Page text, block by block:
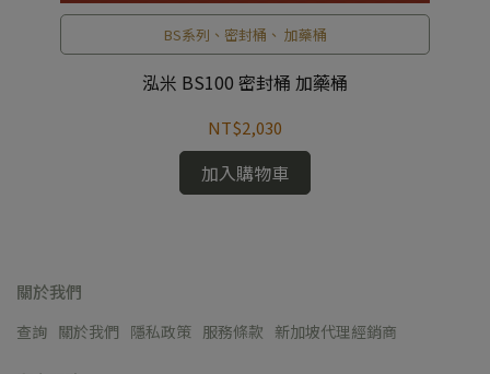
BS系列、密封桶、 加藥桶
泓米 BS100 密封桶 加藥桶
NT$2,030
加入購物車
關於我們
查詢 關於我們 隱私政策 服務條款 新加坡代理經銷商